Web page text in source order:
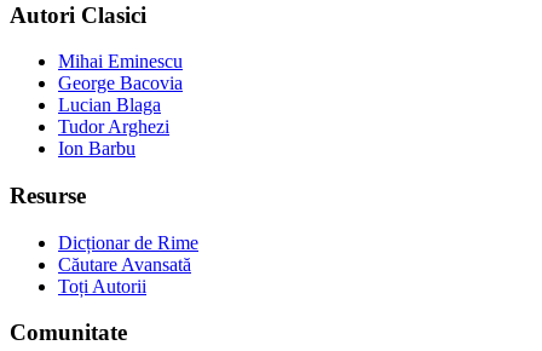
Autori Clasici
Mihai Eminescu
George Bacovia
Lucian Blaga
Tudor Arghezi
Ion Barbu
Resurse
Dicționar de Rime
Căutare Avansată
Toți Autorii
Comunitate